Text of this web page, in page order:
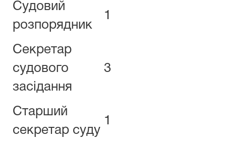
Судовий
розпорядник
1
Секретар
судового
засідання
3
Старший
секретар суду
1